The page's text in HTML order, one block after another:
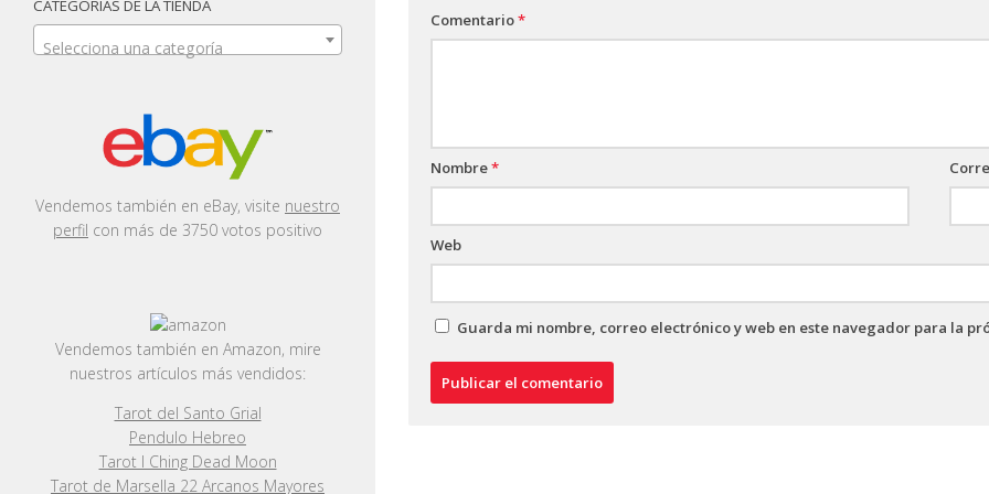
Comentario*
Nombre*
Web
Guarda mi nombre, correo electrónico y web en este navegador para la
CATEGORÍAS DE LA TIENDA
Selecciona una categoría
Vendemos también en eBay, visite nuestro
perfil con más de 3750 votos positivo
Vendemos también en Amazon, mire
nuestros artículos más vendidos:
Tarot del Santo Grial
Pendulo Hebreo
Tarot I Ching Dead Moon
Tarot de Marsella 22 Arcanos Mayores